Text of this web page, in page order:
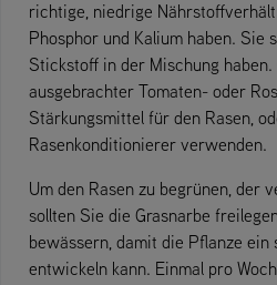
richtige, niedrige
Phosphor und Kalium haben. Sie
Stickstoff in der Mischung
ausgebrachter Tomaten- oder
Stärkungsmittel für den Rasen,
Rasenkonditionierer verwenden.
Um den Rasen zu begrünen, der
sollten Sie die Grasnarbe
bewässern, damit die Pflanze ein
entwickeln kann. Einmal pro